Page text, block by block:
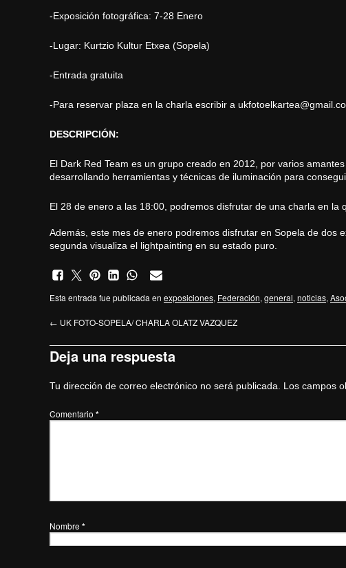
-Exposición fotográfica: 7-28 Enero
-Lugar: Kurtzio Kultur Etxea (Sopela)
-Entrada gratuita
-Para reservar plaza en la charla escribir a
DESCRIPCIÓN:
El Dark Red Team es un grupo creado en 2012, por varios
desarrollando herramientas y técnicas de iluminación para
El 28 de enero a las 18:00, podremos disfrutar de una charla en
Además, este mes de enero podremos disfrutar en Sopela de dos
segunda visualiza el lightpainting en su estado puro.
Esta entrada fue publicada en exposiciones, Federación, general, noticias,
← UK FOTO-SOPELA/ CHARLA OLATZ VAZQUEZ
Deja una respuesta
Tu dirección de correo electrónico no será publicada. Los campos
Comentario *
Nombre *